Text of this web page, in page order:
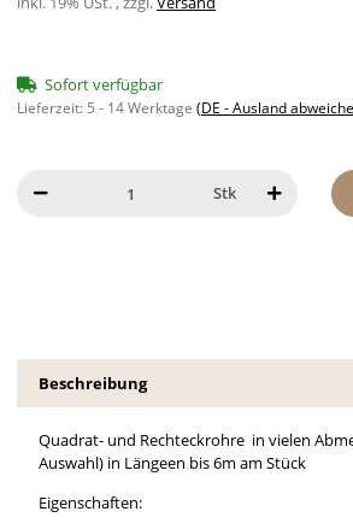
Sofort verfügbar
Lieferzeit: 5 - 14 Werktage (DE - Ausland
Stk
Beschreibung
Quadrat- und Rechteckrohre in vielen
Auswahl) in Längeen bis 6m am Stück
Eigenschaften: